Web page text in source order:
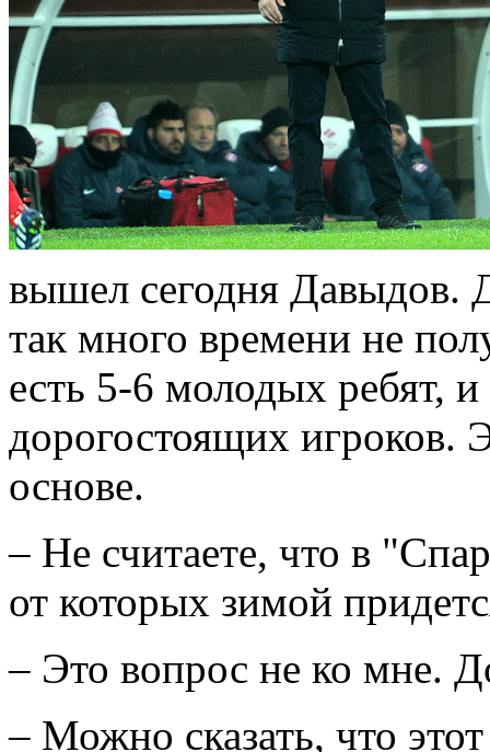
вышел сегодня Давыдов.
так много времени не
есть 5-6 молодых ребят,
дорогостоящих игроков.
основе.
– Не считаете, что в
от которых зимой
– Это вопрос не ко мне.
– Можно сказать, что